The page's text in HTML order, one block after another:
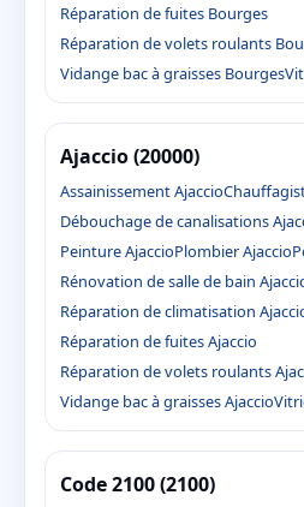
Réparation de fuites Bourges
Réparation de volets roulants
Vidange bac à graisses Bourges
Ajaccio (20000)
Assainissement Ajaccio
Débouchage de canalisations
Peinture AjaccioPlombier Ajaccio
Rénovation de salle de bain
Réparation de climatisation
Réparation de fuites Ajaccio
Réparation de volets roulants
Vidange bac à graisses Ajaccio
Code 2100 (2100)